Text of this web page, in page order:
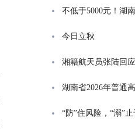
不低于5000元！湖
今日立秋